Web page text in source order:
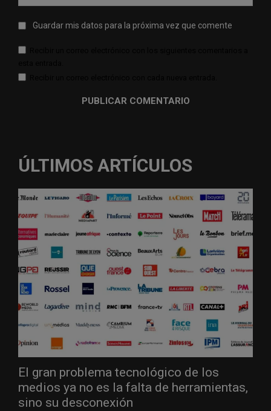
Guardar mis datos para la próxima vez que comente
ÚLTIMOS ARTÍCULOS
El gran problema tecnológico de los
medios ya no es la falta de herramientas,
sino su desconexión